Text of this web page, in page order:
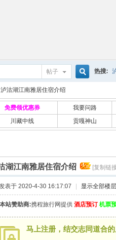
帖子
索
热搜:
泸沽湖江南雅居住宿介绍
免费领优惠券
我要问路
川藏中线 贡嘎神山
湖江南雅居住宿介绍 [复制链
表于 2020-4-30 16:17:07 显示全部楼层
本站赞助商:携程旅行网提供 酒店预订 机票
马上注册，结交志同道合